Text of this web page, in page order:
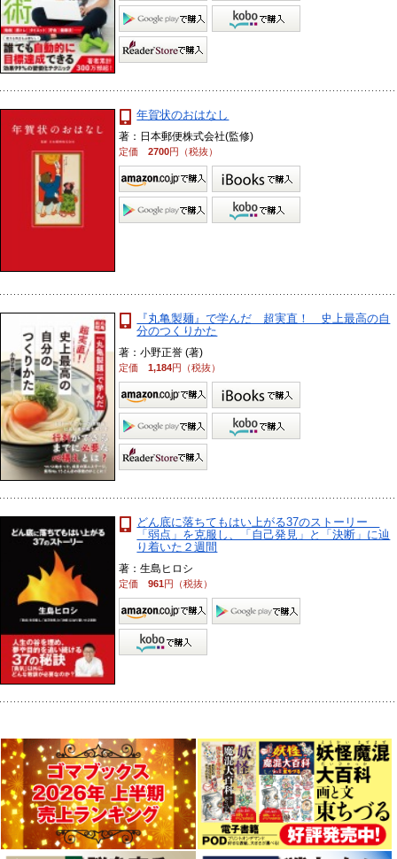
年賀状のおはなし
著：日本郵便株式会社(監修)
定価2700円（税抜）
『丸亀製麺』で学んだ 超実直！ 史上最高の自
分のつくりかた
著：小野正誉 (著)
定価1,184円（税抜）
どん底に落ちてもはい上がる37のストーリー
「弱点」を克服し、「自己発見」と「決断」に辿
り着いた２週間
著：生島ヒロシ
定価961円（税抜）